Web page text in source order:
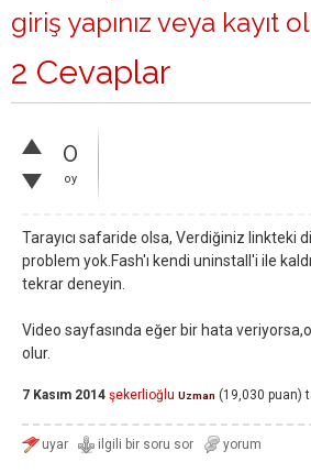
giriş yapınız veya kayıt
2 Cevaplar
0
oy
Tarayıcı safaride olsa, Verdiğiniz linkteki
problem yok.Fash'ı kendi uninstall'i ile
tekrar deneyin.
Video sayfasında eğer bir hata
olur.
7 Kasım 2014 şekerlioğlu Uzman (19,030 puan)